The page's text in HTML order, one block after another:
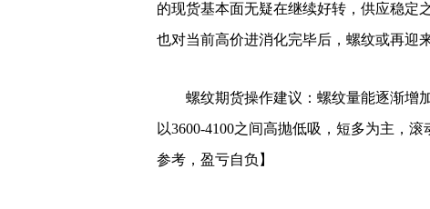
的现货基本面无疑在继续好转，供应稳定
也对当前高价进消化完毕后，螺纹或再迎
螺纹期货操作建议：螺纹量能逐渐增
以3600-4100之间高抛低吸，短多为主，
参考，盈亏自负】